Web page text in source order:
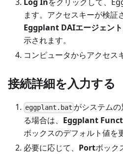
Log Inをクリックして、
ます。アクセスキーが検証
Eggplant DAIエージェント
示されます。
コンピュータからアクセス
接続詳細を入力する
eggplant.bat がシステム
る場合は、 Eggplant
ボックスのデフォルト値を
必要に応じて、 Portボック